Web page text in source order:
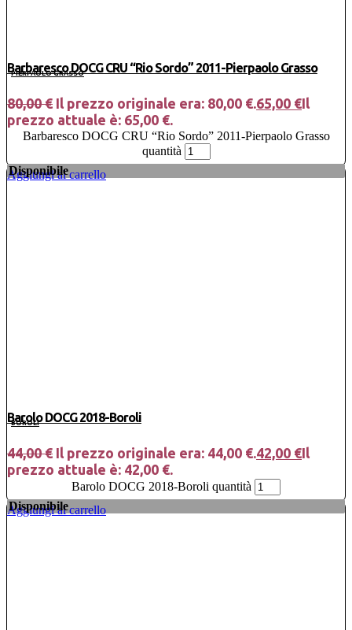
Barbaresco DOCG CRU “Rio Sordo” 2011-Pierpaolo Grasso
PIERPAOLO GRASSO
80,00€ Il prezzo originale era: 80,00 €.65,00 €Il
prezzo attuale è: 65,00 €.
Barbaresco DOCG CRU “Rio Sordo” 2011-Pierpaolo Grasso
quantità
Aggiungi al carrello
Disponibile
Barolo DOCG 2018-Boroli
BOROLI
44,00€ Il prezzo originale era: 44,00 €.42,00 €Il
prezzo attuale è: 42,00 €.
Barolo DOCG 2018-Boroli quantità
Aggiungi al carrello
Disponibile